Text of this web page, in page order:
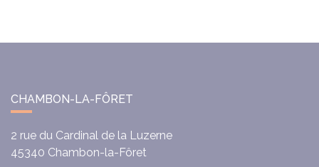
CHAMBON-LA-FÔRET
2 rue du Cardinal de la Luzerne
45340 Chambon-la-Fôret